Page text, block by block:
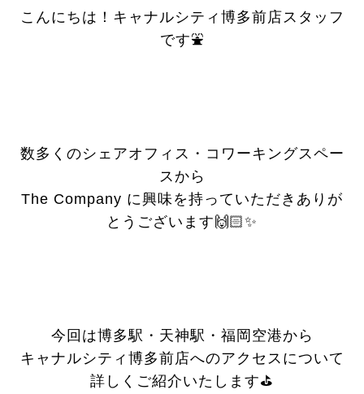
こんにちは！キャナルシティ博多前店スタッフ
です⛲️
数多くのシェアオフィス・コワーキングスペー
スから
The Company に興味を持っていただきありが
とうございます🙌🏻✨
今回は博多駅・天神駅・福岡空港から
キャナルシティ博多前店へのアクセスについて
詳しくご紹介いたします⛳️